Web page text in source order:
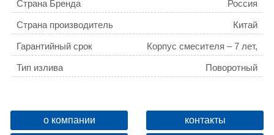
Страна Бренда Россия
Страна производитель Китай
Гарантийный срок
Корпус смесителя – 7 лет,
водозапорные механизмы и
комплектующие – 3 года
Тип излива Поворотный
Дивертор Без дивертора
Основной материал Латунь ЛЦ40C (ГОСТ 17711-
о компании контакты